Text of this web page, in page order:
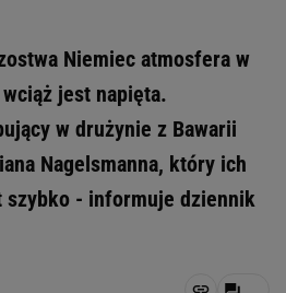
Niemiec atmosfera w
jest napięta.
w drużynie z Bawarii
Nagelsmanna, który ich
szybko - informuje dziennik